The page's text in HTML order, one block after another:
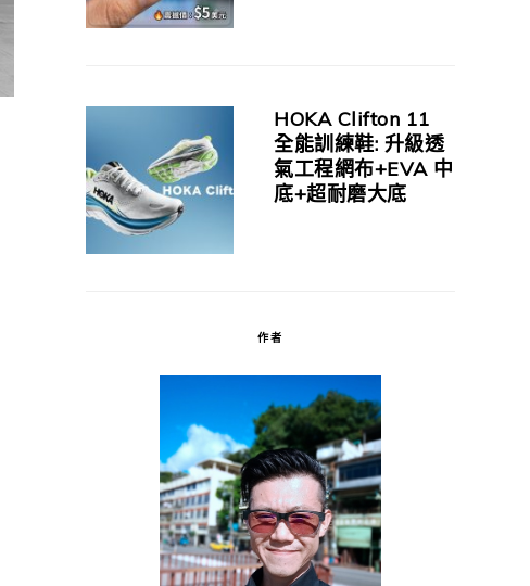
HOKA Clifton 11
全能訓練鞋: 升級透
氣工程網布+EVA 中
底+超耐磨大底
作者